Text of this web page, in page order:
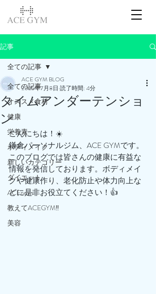
記事
全ての記事
オススメ食材
健康
栄養素
ボディメイク
新しいカテゴリー
ダイエット
ACEnews
教えてACEGYM‼️
美容
全ての記事
タイムアンダーテンショ
ン
ACE GYM BLOG
2025年7月8日 読了時間: 4分
こんにちは！☀️
鎌倉パーソナルジム、ACE GYMです。
このブログでは皆さんの健康に有益な
情報を発信しております。ボディメイ
クや健康作り、老化防止や体力向上な
どに是非お役立てください！👍